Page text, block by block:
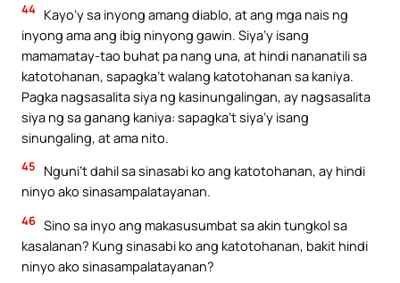
44 Kayo’y sa inyong amang diablo, at ang mga nais ng
inyong ama ang ibig ninyong gawin. Siya’y isang
mamamatay-tao buhat pa nang una, at hindi nananatili sa
katotohanan, sapagka’t walang katotohanan sa kaniya.
Pagka nagsasalita siya ng kasinungalingan, ay nagsasalita
siya ng sa ganang kaniya: sapagka’t siya’y isang
sinungaling, at ama nito.
45
Nguni’t dahil sa sinasabi ko ang katotohanan, ay hindi
ninyo ako sinasampalatayanan.
46 Sino sa inyo ang makasusumbat sa akin tungkol sa
kasalanan? Kung sinasabi ko ang katotohanan, bakit hindi
ninyo ako sinasampalatayanan?